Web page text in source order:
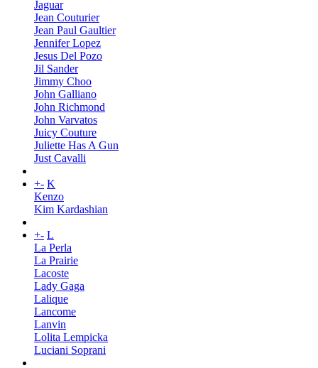
Jaguar
Jean Couturier
Jean Paul Gaultier
Jennifer Lopez
Jesus Del Pozo
Jil Sander
Jimmy Choo
John Galliano
John Richmond
John Varvatos
Juicy Couture
Juliette Has A Gun
Just Cavalli
+- K
Kenzo
Kim Kardashian
+- L
La Perla
La Prairie
Lacoste
Lady Gaga
Lalique
Lancome
Lanvin
Lolita Lempicka
Luciani Soprani